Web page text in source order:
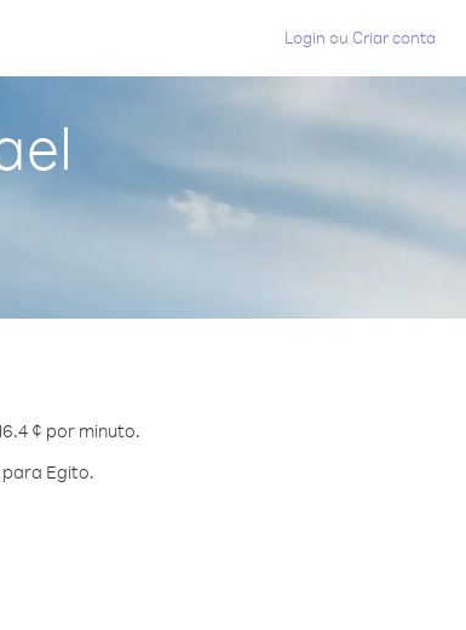
Login ou Criar conta
¢ por minuto.
Egito.